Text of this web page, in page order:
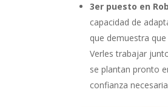
3er puesto en
capacidad de
que demuestra
Verles trabajar
se plantan pronto
confianza